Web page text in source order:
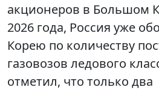
акционеров в Большом
2026 года, Россия уже
Корею по количеству
газовозов ледового
отметил, что только два